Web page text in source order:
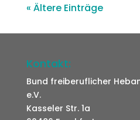
« Ältere Einträge
Kontakt:
Bund freiberuflicher
e.V.
Kasseler Str. 1a